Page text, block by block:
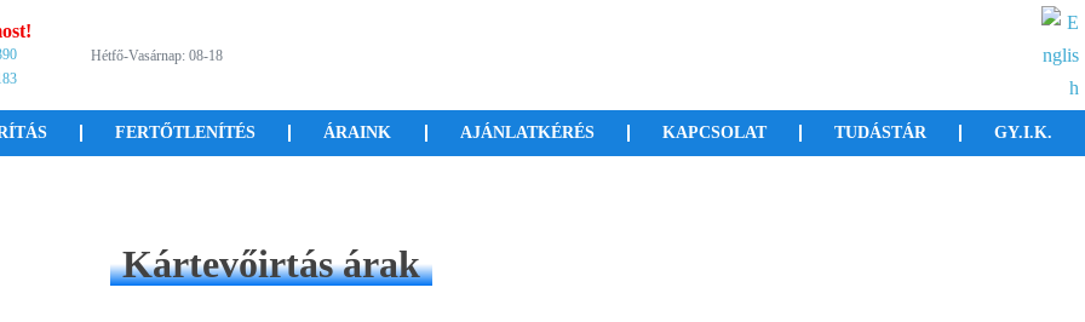
Hétfő-Vasárnap: 08-18
FERTŐTLENÍTÉS ÁRAINK AJÁNLATKÉRÉS KAPCSOLAT TUDÁSTÁR GY.I.K.
Kártevőirtás árak